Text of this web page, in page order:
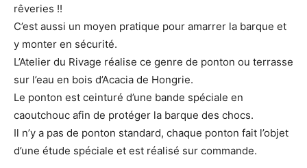
rêveries !!
C’est aussi un moyen pratique pour amarrer la barque et
y monter en sécurité.
L’Atelier du Rivage réalise ce genre de ponton ou terrasse
sur l’eau en bois d’Acacia de Hongrie.
Le ponton est ceinturé d’une bande spéciale en
caoutchouc afin de protéger la barque des chocs.
Il n’y a pas de ponton standard, chaque ponton fait l’objet
d’une étude spéciale et est réalisé sur commande.